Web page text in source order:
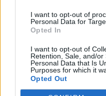
I want to opt-out of
Personal Data for
Opted In
I want to opt-out of
Retention, Sale, and/or
Personal Data that Is
Purposes for which it
Opted Out
Άλλοι
προσδιορίζονται ότι
είναι ηγονική διαφωνία,
οικογενειακά